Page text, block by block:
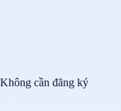
Không cần đăng ký